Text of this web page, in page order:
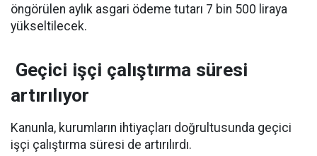
öngörülen aylık asgari ödeme tutarı 7 bin 500 liraya
yükseltilecek.
Geçici işçi çalıştırma süresi
artırılıyor
Kanunla, kurumların ihtiyaçları doğrultusunda geçici
işçi çalıştırma süresi de artırılırdı.